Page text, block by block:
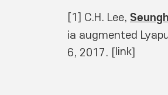
[1] C.H. Lee,
ia augmented
6, 2017. [
link